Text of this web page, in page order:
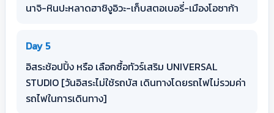
นาจิ-หินปะหลาดฮาชิงูอิวะ-เก็บสตอเบอรี่-เมืองโอซาก้า
Day 5
อิสระช้อปปิ้ง หรือ เลือกซื้อทัวร์เสริม UNIVERSAL
STUDIO [วันอิสระไม่ใช้รถบัส เดินทางโดยรถไฟไม่รวมค่า
รถไฟในการเดินทาง]